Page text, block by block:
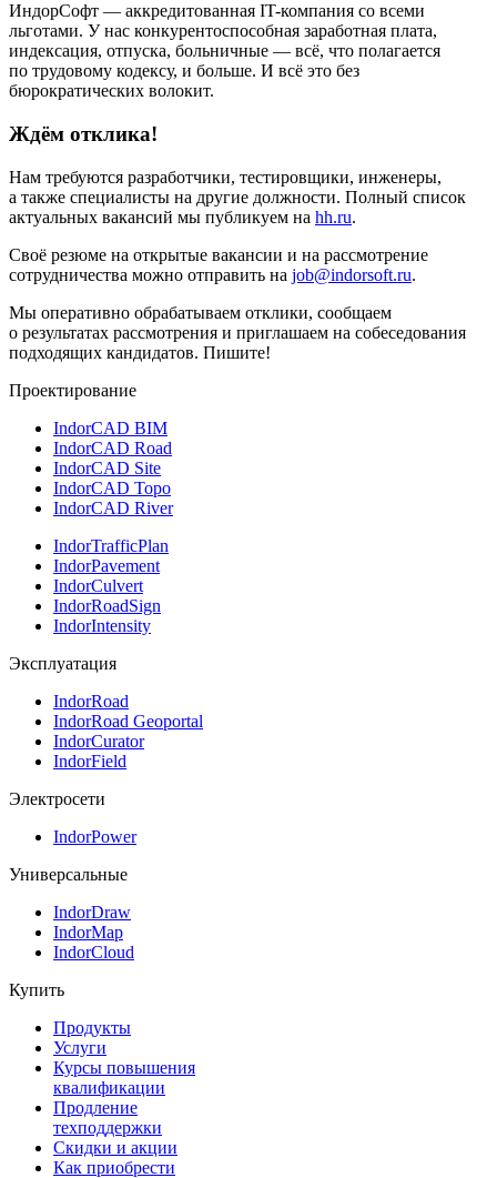
ИндорСофт — аккредитованная IT-компания со всеми
льготами. У нас конкурентоспособная заработная плата,
индексация, отпуска, больничные — всё, что полагается
по трудовому кодексу, и больше. И всё это без
бюрократических волокит.
Ждём отклика!
Нам требуются разработчики, тестировщики, инженеры,
а также специалисты на другие должности. Полный список
актуальных вакансий мы публикуем на hh.ru.
Своё резюме на открытые вакансии и на рассмотрение
сотрудничества можно отправить на job@indorsoft.ru.
Мы оперативно обрабатываем отклики, сообщаем
о результатах рассмотрения и приглашаем на собеседования
подходящих кандидатов. Пишите!
Проектирование
IndorCAD BIM
IndorCAD Road
IndorCAD Site
IndorCAD Topo
IndorCAD River
IndorTrafficPlan
IndorPavement
IndorCulvert
IndorRoadSign
IndorIntensity
Эксплуатация
IndorRoad
IndorRoad Geoportal
IndorCurator
IndorField
Электросети
IndorPower
Универсальные
IndorDraw
IndorMap
IndorCloud
Купить
Продукты
Услуги
Курсы повышения
квалификации
Продление
техподдержки
Скидки и акции
Как приобрести